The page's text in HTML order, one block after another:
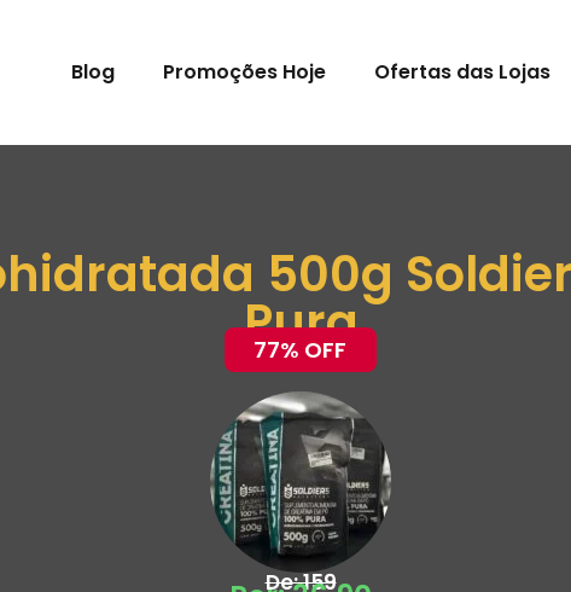
Blog Promoções Hoje Ofertas das Lojas
500g
Pura
77% OFF
De: 159